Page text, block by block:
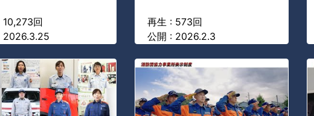
10,273回
2026.3.25
再生 : 573回
公開 : 2026.2.3